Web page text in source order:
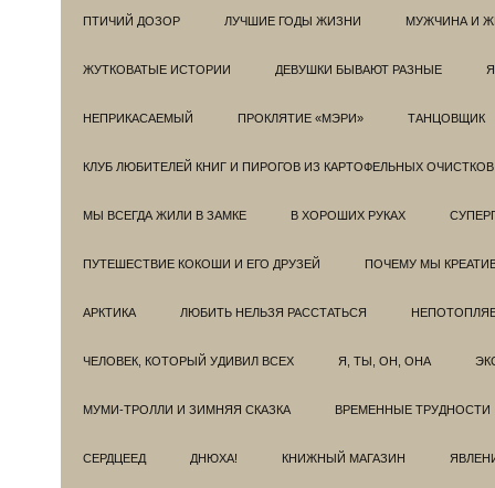
ПТИЧИЙ ДОЗОР ЛУЧШИЕ ГОДЫ ЖИЗНИ МУЖЧИНА И
ЖУТКОВАТЫЕ ИСТОРИИ ДЕВУШКИ БЫВАЮТ РАЗНЫЕ
НЕПРИКАСАЕМЫЙ ПРОКЛЯТИЕ «МЭРИ» ТАНЦОВЩИК
КЛУБ ЛЮБИТЕЛЕЙ КНИГ И ПИРОГОВ ИЗ КАРТОФЕЛЬНЫХ ОЧИСТКОВ
МЫ ВСЕГДА ЖИЛИ В ЗАМКЕ В ХОРОШИХ РУКАХ
ПУТЕШЕСТВИЕ КОКОШИ И ЕГО ДРУЗЕЙ ПОЧЕМУ МЫ
АРКТИКА ЛЮБИТЬ НЕЛЬЗЯ РАССТАТЬСЯ
ЧЕЛОВЕК, КОТОРЫЙ УДИВИЛ ВСЕХ Я, ТЫ, ОН, ОНА
МУМИ-ТРОЛЛИ И ЗИМНЯЯ СКАЗКА ВРЕМЕННЫЕ ТРУДНОСТИ
СЕРДЦЕЕД ДНЮХА! КНИЖНЫЙ МАГАЗИН